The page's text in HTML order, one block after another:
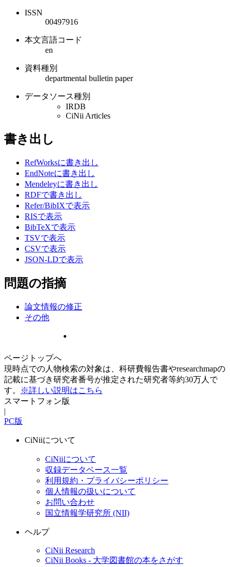
ISSN
00497916
本文言語コード
en
資料種別
departmental bulletin paper
データソース種別
IRDB
CiNii Articles
書き出し
RefWorksに書き出し
EndNoteに書き出し
Mendeleyに書き出し
RDFで書き出し
Refer/BibIXで表示
RISで表示
BibTeXで表示
TSVで表示
CSVで表示
JSON-LDで表示
問題の指摘
論文情報の修正
その他
ページトップへ
現時点での人物検索の対象は、科研費報告書やresearchmapの
記載に基づき研究者番号が推定された研究者等約30万人で
す。
※詳しい説明はこちら
スマートフォン版
|
PC版
CiNiiについて
CiNiiについて
収録データベース一覧
利用規約・プライバシーポリシー
個人情報の扱いについて
お問い合わせ
国立情報学研究所 (NII)
ヘルプ
CiNii Research
CiNii Books - 大学図書館の本をさがす